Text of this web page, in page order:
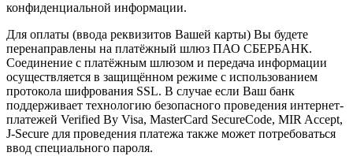
конфиденциальной информации.
Для оплаты (ввода реквизитов Вашей карты) Вы будете
перенаправлены на платёжный шлюз ПАО СБЕРБАНК.
Соединение с платёжным шлюзом и передача информации
осуществляется в защищённом режиме с использованием
протокола шифрования SSL. В случае если Ваш банк
поддерживает технологию безопасного проведения интернет-
платежей Verified By Visa, MasterCard SecureCode, MIR Accept,
J-Secure для проведения платежа также может потребоваться
ввод специального пароля.